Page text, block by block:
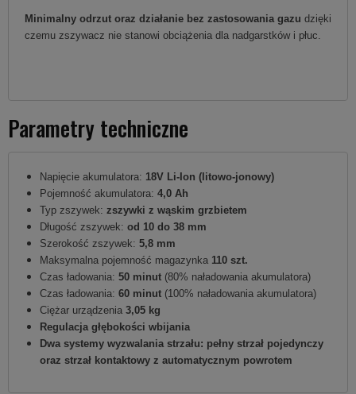
Minimalny odrzut oraz działanie bez zastosowania gazu dzięki
czemu zszywacz nie stanowi obciążenia dla nadgarstków i płuc.
Parametry techniczne
Napięcie akumulatora: 18V Li-Ion (litowo-jonowy)
Pojemność akumulatora: 4,0 Ah
Typ zszywek: zszywki z wąskim grzbietem
Długość zszywek: od 10 do 38 mm
Szerokość zszywek: 5,8 mm
Maksymalna pojemność magazynka 110 szt.
Czas ładowania: 50 minut (80% naładowania akumulatora)
Czas ładowania: 60 minut (100% naładowania akumulatora)
Ciężar urządzenia 3,05 kg
Regulacja głębokości wbijania
Dwa systemy wyzwalania strzału: pełny strzał pojedynczy
oraz strzał kontaktowy z automatycznym powrotem